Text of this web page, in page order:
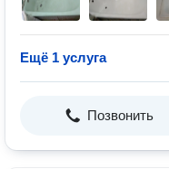
Ещё 1 услуга
Позвонить